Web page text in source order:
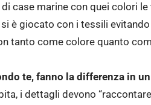
case marine con quei colori
si è giocato con i tessili
tanto come colore quanto
te, fanno la differenza in
i dettagli devono